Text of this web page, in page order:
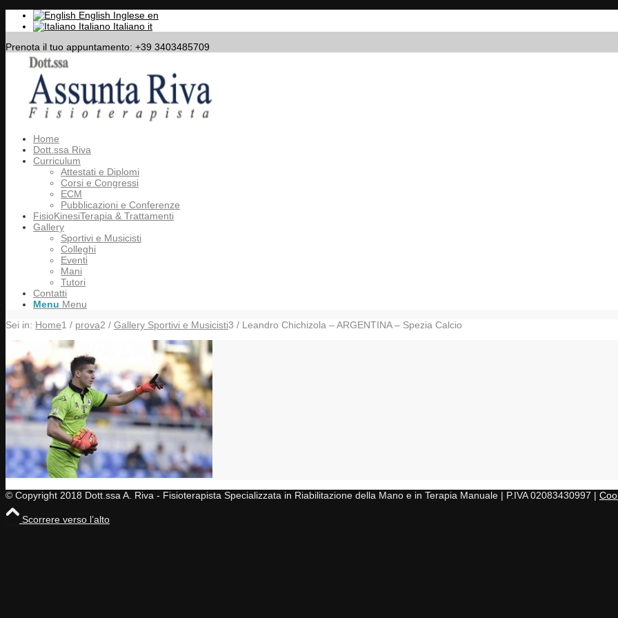
English Inglese en
Italiano Italiano it
Prenota il tuo appuntamento: +39 3403485709
Home
Dott.ssa Riva
Curriculum
Attestati e Diplomi
Corsi e Congressi
ECM
Pubblicazioni e Conferenze
FisioKinesiTerapia & Trattamenti
Gallery
Sportivi e Musicisti
Colleghi
Eventi
Mani
Tutori
Contatti
Menu Menu
Sei in: Home1 / prova2 / Gallery Sportivi e Musicisti3 / Leandro Chichizola – ARGENTINA – Spezia Calcio
© Copyright 2018 Dott.ssa A. Riva - Fisioterapista Specializzata in Riabilitazione della Mano e in Terapia Manuale | P.IVA 02083430997 |
Scorrere verso l’alto